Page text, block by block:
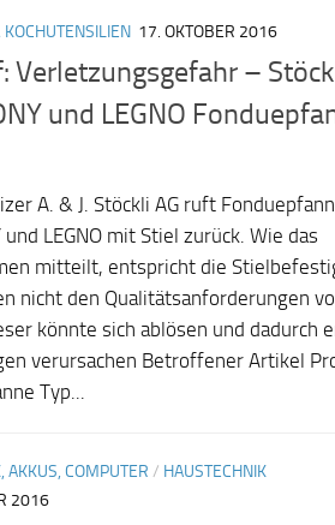
17. OKTOBER 2016
Verletzungsgefahr –
und LEGNO
A. & J. Stöckli AG ruft
und LEGNO mit Stiel zurück. Wie das
mitteilt, entspricht die
nicht den Qualitätsanforderungen
könnte sich ablösen und dadurch
verursachen Betroffener Artikel
Typ...
AKKUS, COMPUTER / HAUSTECHNIK
2016